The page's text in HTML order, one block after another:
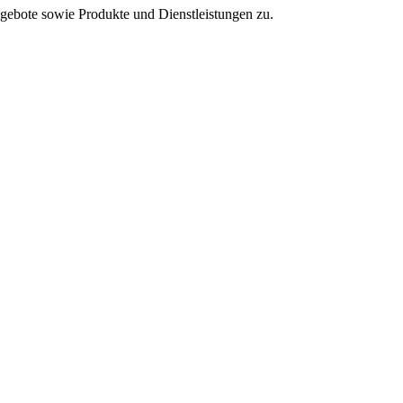
sowie Produkte und Dienstleistungen zu.